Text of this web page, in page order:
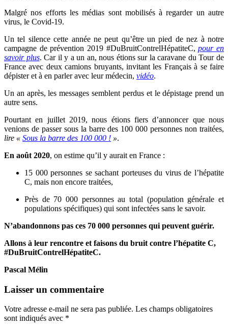
Malgré nos efforts les médias sont mobilisés à regarder un autre
virus, le Covid-19.
Un tel silence cette année ne peut qu’être un pied de nez à notre
campagne de prévention 2019 #DuBruitContrelHépatiteC, pour en
savoir plus. Car il y a un an, nous étions sur la caravane du Tour de
France avec deux camions bruyants, invitant les Français à se faire
dépister et à en parler avec leur médecin, vidéo.
Un an après, les messages semblent perdus et le dépistage prend un
autre sens.
Pourtant en juillet 2019, nous étions fiers d’annoncer que nous
venions de passer sous la barre des 100 000 personnes non traitées,
lire « Sous la barre des 100 000 ! ».
En août 2020, on estime qu’il y aurait en France :
15 000 personnes se sachant porteuses du virus de l’hépatite
C, mais non encore traitées,
Près de 70 000 personnes au total (population générale et
populations spécifiques) qui sont infectées sans le savoir.
N’abandonnons pas ces 70 000 personnes qui peuvent guérir.
Allons à leur rencontre et faisons du bruit contre l’hépatite C,
#DuBruitContrelHépatiteC.
Pascal Mélin
Laisser un commentaire
Votre adresse e-mail ne sera pas publiée. Les champs obligatoires
sont indiqués avec *